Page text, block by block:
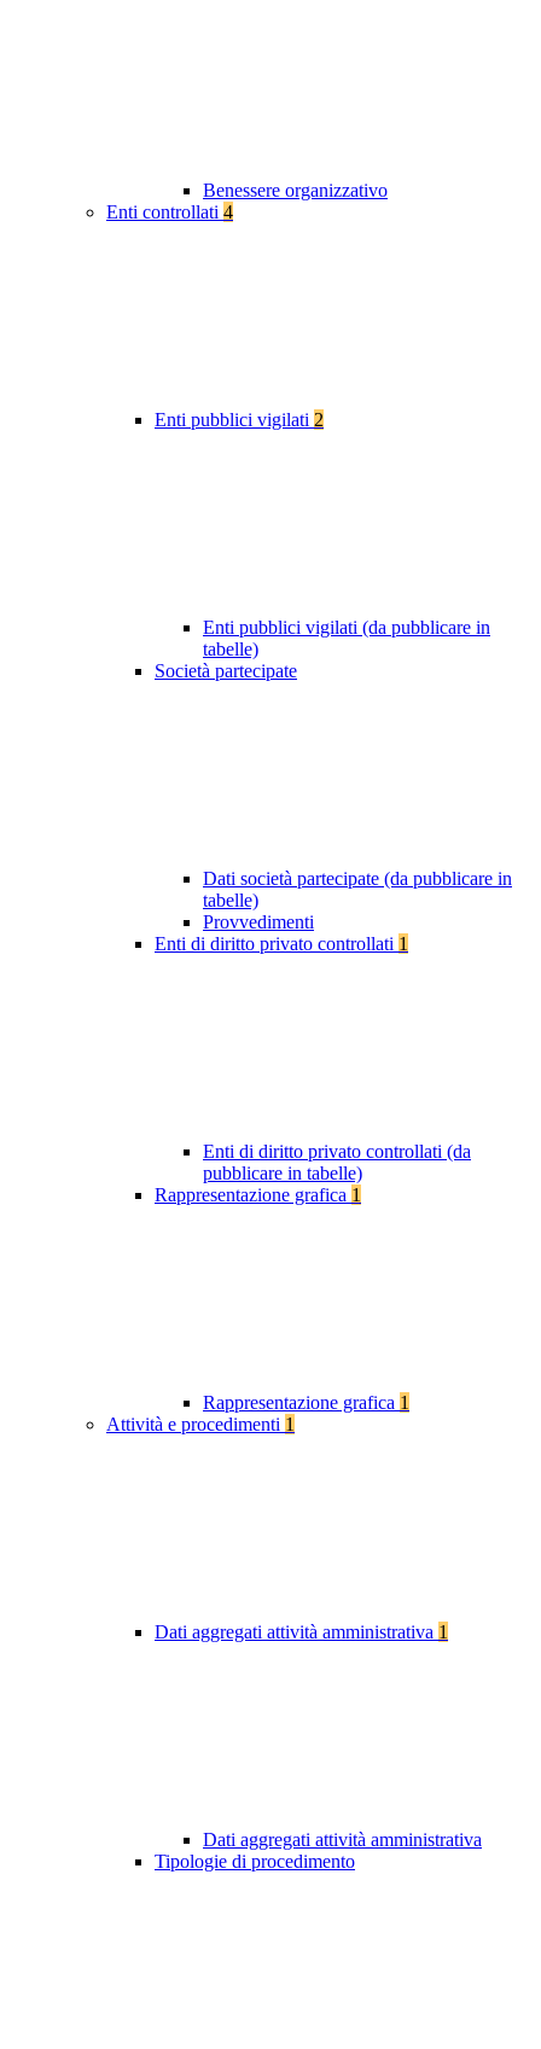
Benessere organizzativo
Enti controllati 4
Enti pubblici vigilati 2
Enti pubblici vigilati (da pubblicare in
tabelle)
Società partecipate
Dati società partecipate (da pubblicare in
tabelle)
Provvedimenti
Enti di diritto privato controllati 1
Enti di diritto privato controllati (da
pubblicare in tabelle)
Rappresentazione grafica 1
Rappresentazione grafica 1
Attività e procedimenti 1
Dati aggregati attività amministrativa 1
Dati aggregati attività amministrativa
Tipologie di procedimento